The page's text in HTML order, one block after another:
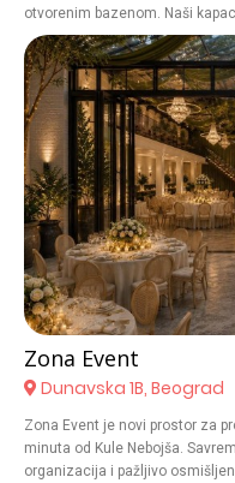
otvorenim bazenom. Naši
otvorenom tako i u
je iskustvo. Iskustvo koje jedva čekamo
do čak 300 gostiju i u otvorenom i u
upotpunili zatvorenim i otvorenim bazenom
apartmana ima kapacitet za
Zona Event
Dunavska 1B, Beograd
Zona Event je novi prostor za proslave u srcu Dorćola, na svega nekoliko
minuta od Kule Nebojša.
organizacija i pažljivo